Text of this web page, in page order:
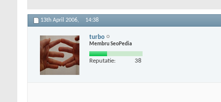
13th April 2006, 14:38
turbo
Membru SeoPedia
Reputatie: 38